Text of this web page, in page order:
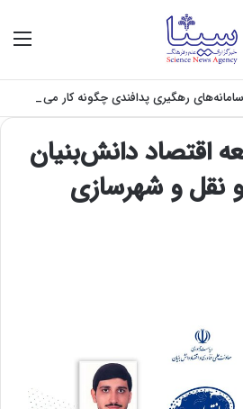
موشک‌های بالستیک و سامانه‌های رهگیری پدافندی چگونه کار می کنند؟
اقتصاد دانش‌بنیان
نقل و شهرسازی